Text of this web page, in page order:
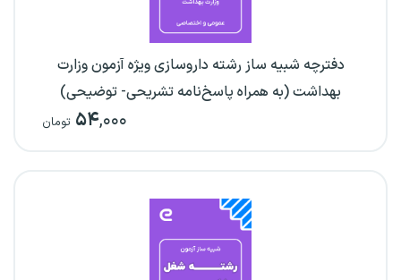
دفترچه شبیه ساز رشته داروسازی ویژه آزمون وزارت
بهداشت (به همراه پاسخ‌نامه تشریحی- توضیحی)
۵۴,۰۰۰ تومان